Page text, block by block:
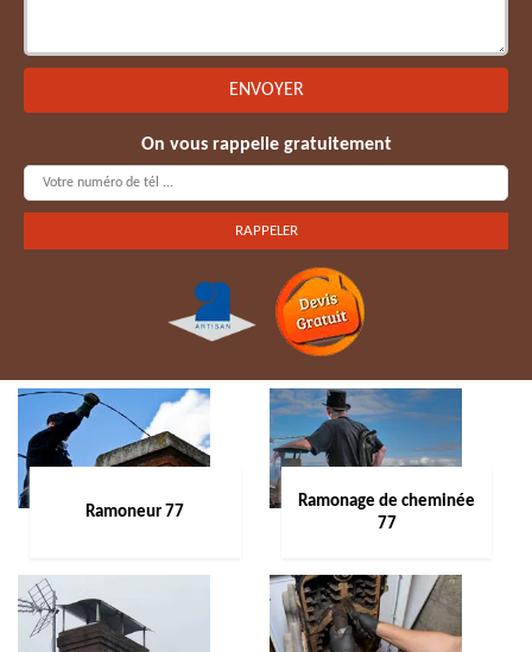
On vous rappelle gratuitement
Ramoneur 77
Ramonage de cheminée
77